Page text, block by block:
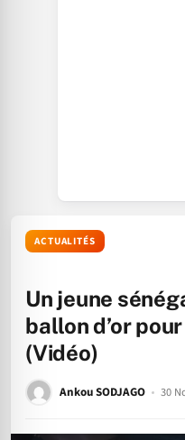
ACTUALITÉS
Un jeune
ballon d’or
(Vidéo)
Ankou SODJAGO 30